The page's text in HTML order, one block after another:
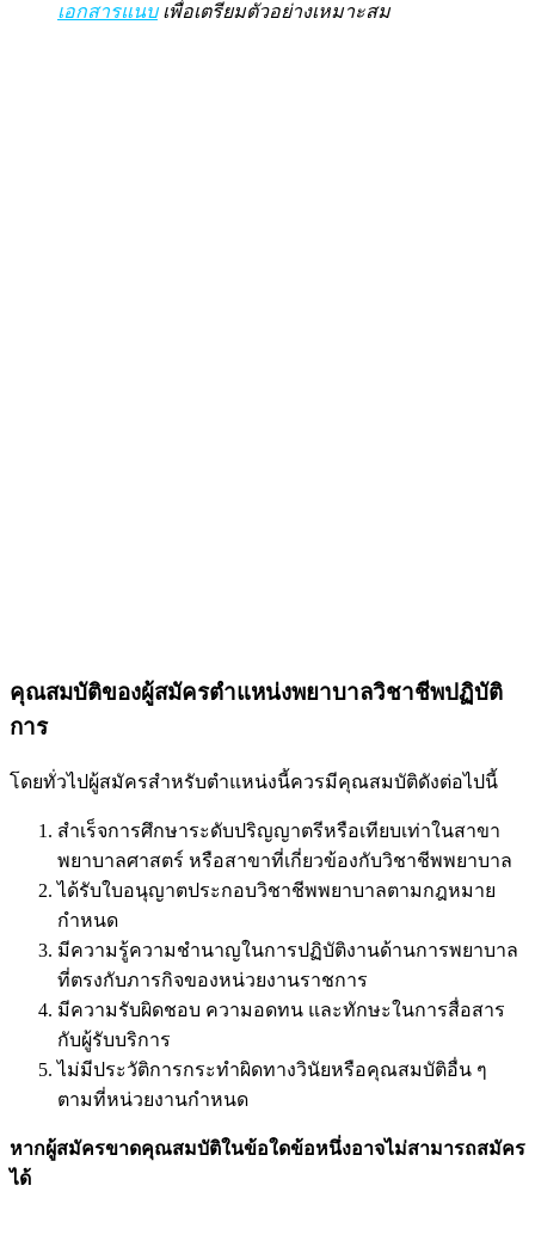
เอกสารแนบเพื่อเตรียมตัวอย่างเหมาะสม
คุณสมบัติของผู้สมัครตำแหน่งพยาบาลวิชาชีพปฏิบัติ
การ
โดยทั่วไปผู้สมัครสำหรับตำแหน่งนี้ควรมีคุณสมบัติดังต่อไปนี้
สำเร็จการศึกษาระดับปริญญาตรีหรือเทียบเท่าในสาขา
พยาบาลศาสตร์ หรือสาขาที่เกี่ยวข้องกับวิชาชีพพยาบาล
ได้รับใบอนุญาตประกอบวิชาชีพพยาบาลตามกฎหมาย
กำหนด
มีความรู้ความชำนาญในการปฏิบัติงานด้านการพยาบาล
ที่ตรงกับภารกิจของหน่วยงานราชการ
มีความรับผิดชอบ ความอดทน และทักษะในการสื่อสาร
กับผู้รับบริการ
ไม่มีประวัติการกระทำผิดทางวินัยหรือคุณสมบัติอื่น ๆ
ตามที่หน่วยงานกำหนด
หากผู้สมัครขาดคุณสมบัติในข้อใดข้อหนึ่งอาจไม่สามารถสมัคร
ได้